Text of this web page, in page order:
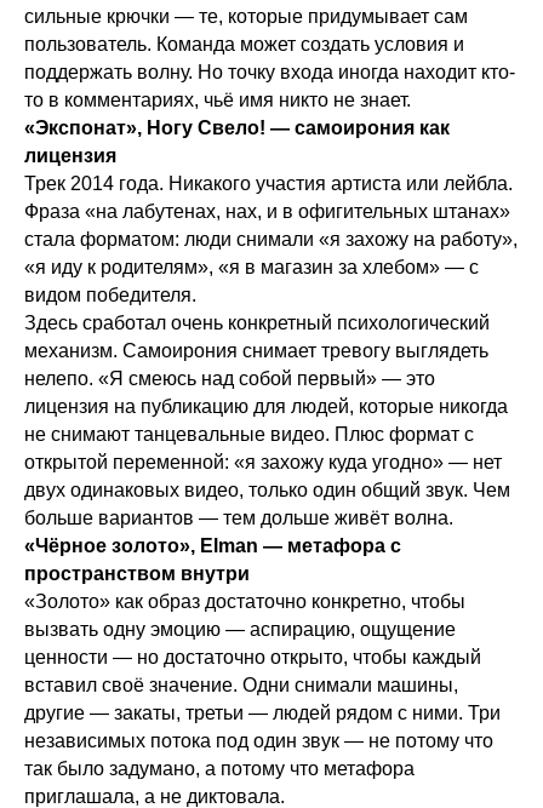
сильные крючки — те, которые придумывает сам
пользователь. Команда может создать условия и
поддержать волну. Но точку входа иногда находит кто-
то в комментариях, чьё имя никто не знает.
«Экспонат», Ногу Свело! — самоирония как
лицензия
Трек 2014 года. Никакого участия артиста или лейбла.
Фраза «на лабутенах, нах, и в офигительных штанах»
стала форматом: люди снимали «я захожу на работу»,
«я иду к родителям», «я в магазин за хлебом» — с
видом победителя.
Здесь сработал очень конкретный психологический
механизм. Самоирония снимает тревогу выглядеть
нелепо. «Я смеюсь над собой первый» — это
лицензия на публикацию для людей, которые никогда
не снимают танцевальные видео. Плюс формат с
открытой переменной: «я захожу куда угодно» — нет
двух одинаковых видео, только один общий звук. Чем
больше вариантов — тем дольше живёт волна.
«Чёрное золото», Elman — метафора с
пространством внутри
«Золото» как образ достаточно конкретно, чтобы
вызвать одну эмоцию — аспирацию, ощущение
ценности — но достаточно открыто, чтобы каждый
вставил своё значение. Одни снимали машины,
другие — закаты, третьи — людей рядом с ними. Три
независимых потока под один звук — не потому что
так было задумано, а потому что метафора
приглашала, а не диктовала.